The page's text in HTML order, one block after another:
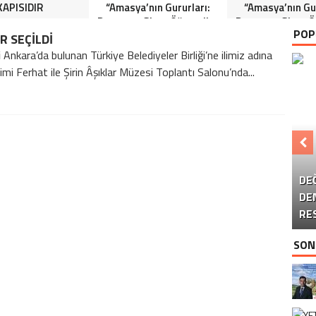
“Amasya’nın Gururları:
Dereceye Giren Öğrenciler
“Amasya’nın
Dereceye Giren
İçin Anlamlı
SEÇİLDİ
bulunan Türkiye Belediyeler Birliği’ne ilimiz adına
Ferhat ile Şirin Âşıklar Müzesi Toplantı Salonu’nda...